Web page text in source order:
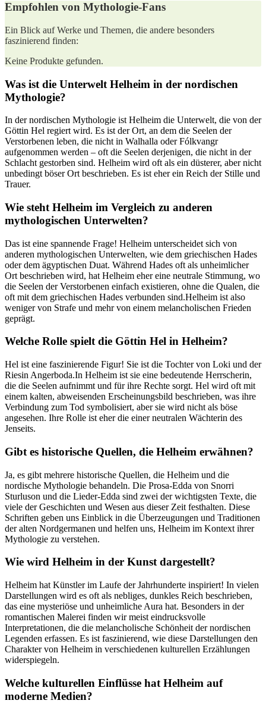
Empfohlen von Mythologie-Fans
Ein Blick auf Werke und Themen, die andere besonders
faszinierend finden:
Keine Produkte gefunden.
Was ist die Unterwelt Helheim in der nordischen
Mythologie?
In der nordischen Mythologie ist Helheim die Unterwelt, die von der
Göttin Hel regiert wird. ⁤Es ⁤ist ⁤der Ort, an dem die Seelen der
Verstorbenen leben, die nicht in Walhalla oder Fólkvangr
aufgenommen werden – oft die Seelen derjenigen, die ​nicht in ⁢der
Schlacht gestorben sind. Helheim wird oft als ein düsterer, aber nicht
unbedingt böser Ort beschrieben. Es ist eher ein Reich der Stille und
Trauer.
Wie steht Helheim ‍im Vergleich zu anderen
mythologischen Unterwelten?
Das ist eine spannende Frage! Helheim unterscheidet sich von
anderen mythologischen Unterwelten, wie dem griechischen Hades
oder dem ägyptischen Duat. Während Hades⁢ oft als unheimlicher
Ort beschrieben wird, hat Helheim eher eine neutrale Stimmung, wo
die Seelen der Verstorbenen einfach existieren, ohne die Qualen, die
oft mit dem griechischen Hades verbunden sind.Helheim ist also
‌weniger ‍von Strafe und mehr von einem melancholischen Frieden
geprägt.
Welche Rolle spielt die Göttin Hel in Helheim?
Hel ist eine faszinierende Figur! Sie ist die Tochter von Loki und der
Riesin ‌Angerboda.In Helheim ist sie eine bedeutende Herrscherin,
die die Seelen aufnimmt und⁢ für ihre Rechte sorgt.​ Hel ⁣wird oft mit
einem kalten, abweisenden Erscheinungsbild ‌beschrieben, was ihre
Verbindung zum Tod symbolisiert, aber sie wird nicht als böse
angesehen. Ihre Rolle ist eher die einer neutralen Wächterin des
Jenseits.
Gibt es historische ⁣Quellen, die ‌Helheim erwähnen?
Ja, es gibt‍ mehrere historische Quellen, die Helheim und die
nordische Mythologie behandeln. ⁣Die Prosa-Edda von Snorri
Sturluson und die Lieder-Edda sind ‍zwei der ⁤wichtigsten ‍Texte, ⁤die
viele der ⁢Geschichten und Wesen aus dieser Zeit festhalten. Diese
Schriften​ geben uns Einblick in die Überzeugungen und Traditionen
‍der ‍alten Nordgermanen und helfen uns, Helheim im Kontext ihrer
Mythologie zu verstehen.
Wie wird Helheim​ in der ‍Kunst dargestellt?
Helheim hat Künstler im Laufe der ​Jahrhunderte inspiriert! In vielen
Darstellungen wird es oft als nebliges, dunkles Reich beschrieben,
das eine mysteriöse und unheimliche‌ Aura hat. Besonders in der​
romantischen⁢ Malerei finden wir meist‌ eindrucksvolle
Interpretationen, die die melancholische Schönheit der nordischen
Legenden erfassen. Es ist faszinierend, wie diese Darstellungen den
Charakter von Helheim in verschiedenen kulturellen ⁣Erzählungen
widerspiegeln.
Welche kulturellen‍ Einflüsse hat Helheim auf
moderne Medien?